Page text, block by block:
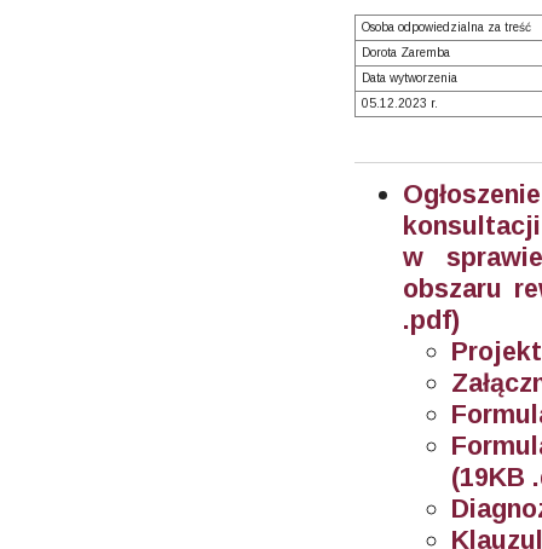
Osoba odpowiedzialna za treść
Dorota Zaremba
Data wytworzenia
05.12.2023 r.
w
obszaru
.pdf)
(19KB